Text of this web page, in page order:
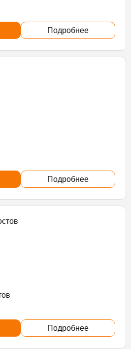
Подробнее
Подробнее
Подробнее